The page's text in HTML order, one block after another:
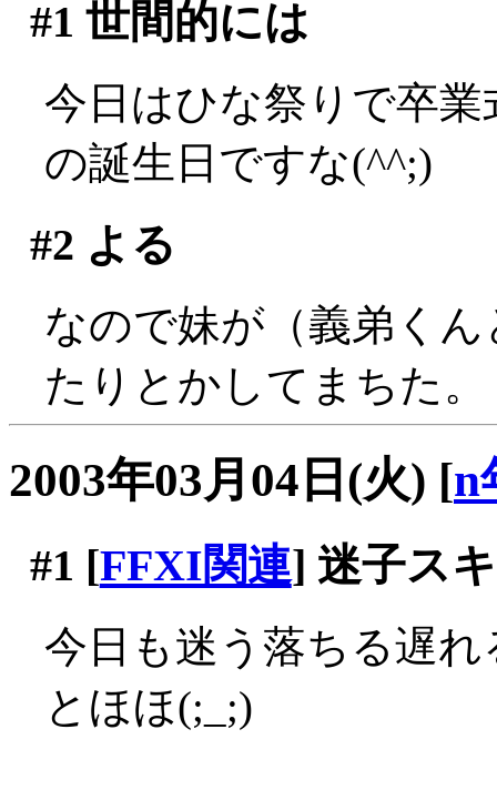
#1 世間的には
今日はひな祭りで卒
の誕生日ですな(^^;)
#2 よる
なので妹が（義弟く
たりとかしてまちた。
2003年03月04日(火) [n
#1 [FFXI関連] 迷子ス
今日も迷う落ちる遅
とほほ(;_;)